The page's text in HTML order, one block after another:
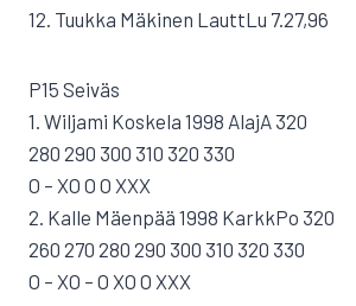
12. Tuukka Mäkinen LauttLu 7.27,96
P15 Seiväs
1. Wiljami Koskela 1998 AlajA 320
280 290 300 310 320 330
O – XO O O XXX
2. Kalle Mäenpää 1998 KarkkPo 320
260 270 280 290 300 310 320 330
O – XO – O XO O XXX